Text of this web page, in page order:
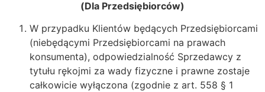
(Dla Przedsiębiorców)
W przypadku Klientów będących Przedsiębiorcami
(niebędącymi Przedsiębiorcami na prawach
konsumenta), odpowiedzialność Sprzedawcy z
tytułu rękojmi za wady fizyczne i prawne zostaje
całkowicie wyłączona (zgodnie z art. 558 § 1